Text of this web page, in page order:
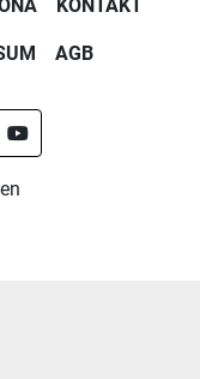
KONTAKT
AGB
youtube